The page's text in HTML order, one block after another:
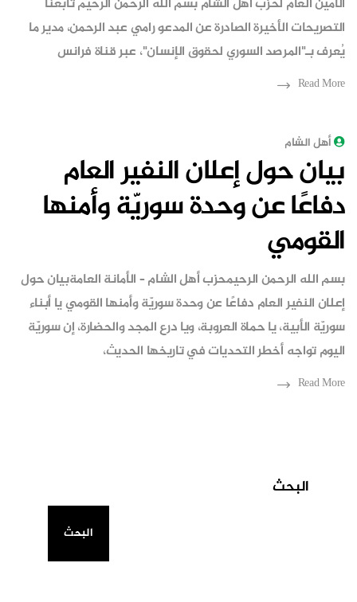
الأمين العام لحزب أهل الشام بسم الله الرحمن الرحيم تابعنا
التصريحات الأخيرة الصادرة عن المدعو رامي عبد الرحمن، مدير ما
يُعرف بـ"المرصد السوري لحقوق الإنسان"، عبر قناة فرانس
Read More
أهل الشام
بيان حول إعلان النفير العام
دفاعًا عن وحدة سوريّة وأمنها
القومي
بسم الله الرحمن الرحيمحزب أهل الشام – الأمانة العامةبيان حول
إعلان النفير العام دفاعًا عن وحدة سوريّة وأمنها القومي يا أبناء
سوريّة الأبية، يا حماة العروبة، ويا درع المجد والحضارة، إن سوريّة
اليوم تواجه أخطر التحديات في تاريخها الحديث،
Read More
البحث
البحث